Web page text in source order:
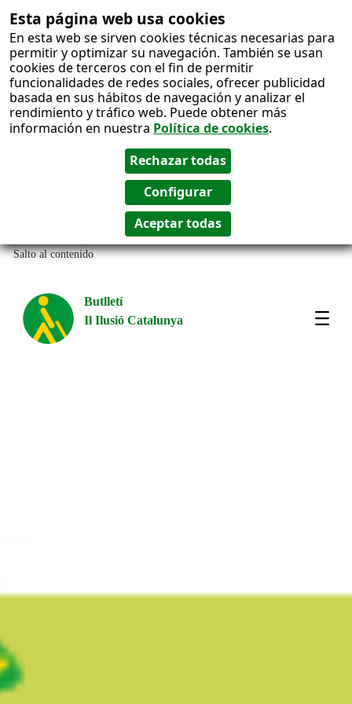
Esta página web usa cookies
En esta web se sirven cookies técnicas necesarias para
permitir y optimizar su navegación. También se usan
cookies de terceros con el fin de permitir
funcionalidades de redes sociales, ofrecer publicidad
basada en sus hábitos de navegación y analizar el
rendimiento y tráfico web. Puede obtener más
información en nuestra Política de cookies.
Salto al contenido
Butlletí
Il Ilusió Catalunya